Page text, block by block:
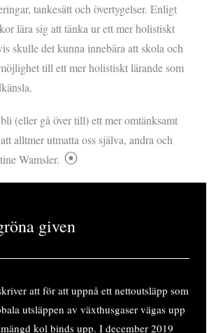
tankesätt och övertygelser. Enligt
lära sig att tänka ur ett mer holistiskt
skulle det kunna innebära att skola och
till ett mer holistiskt lärande som
(eller gå över till) ett mer omtänksamt
alltmer utmatta oss själva, andra och
Wamsler.
given
att för att uppnå ett nettoutsläpp som
utsläppen av växthusgaser vägas upp
kol binds upp. I december 2019